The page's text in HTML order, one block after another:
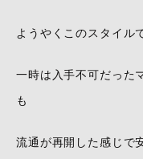
ようやくこのスタイル
一時は入手不可だった
も
流通が再開した感じで